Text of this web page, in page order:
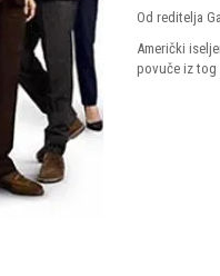
Od reditelja
Američki
povuče iz tog